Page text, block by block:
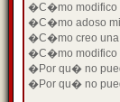
�C�mo modifico
�C�mo adoso mi
�C�mo creo una
�C�mo modifico
�Por qu� no
�Por qu� no